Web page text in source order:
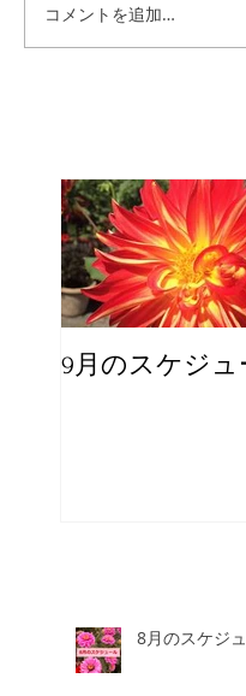
コメントを追加…
9月のスケジ
8月のスケジ